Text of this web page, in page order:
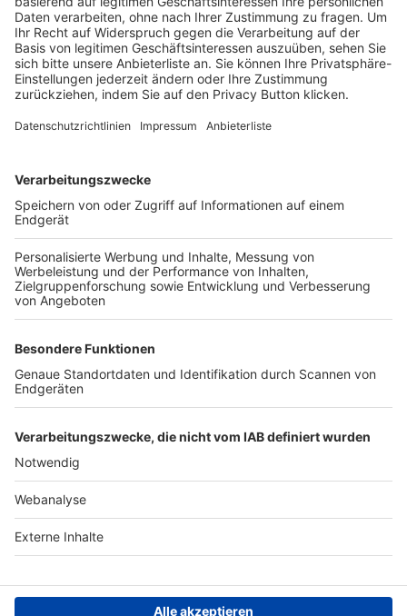
Trainerbörse
Login SpielPlus
FOLGE DEM BFV
TOP-VEREINE
TOP-PARTNER
Nutzungsbedingungen Datenschutz Impressum